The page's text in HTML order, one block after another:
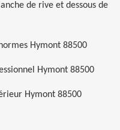
de rive et dessous de
Hymont 88500
Hymont 88500
Hymont 88500